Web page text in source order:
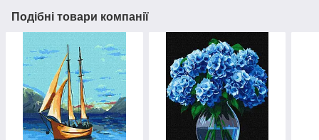
Подібні товари компанії